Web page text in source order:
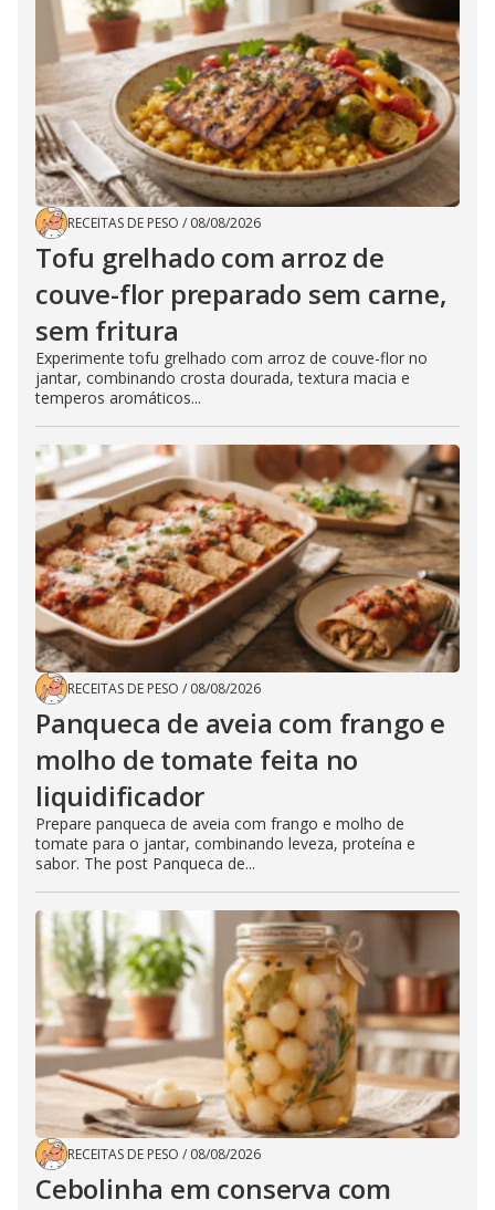
RECEITAS DE PESO / 08/08/2026
Tofu grelhado com arroz de
couve-flor preparado sem carne,
sem fritura
Experimente tofu grelhado com arroz de couve-flor no
jantar, combinando crosta dourada, textura macia e
temperos aromáticos...
RECEITAS DE PESO / 08/08/2026
Panqueca de aveia com frango e
molho de tomate feita no
liquidificador
Prepare panqueca de aveia com frango e molho de
tomate para o jantar, combinando leveza, proteína e
sabor. The post Panqueca de...
RECEITAS DE PESO / 08/08/2026
Cebolinha em conserva com